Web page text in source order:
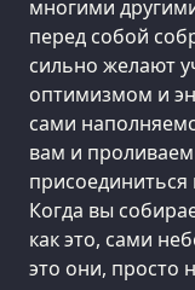
многими
перед собой
сильно желают
оптимизмом и
сами
вам и
присоединиться
Когда вы
как это, сами
это они, просто